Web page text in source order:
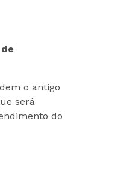
o antigo
será
do